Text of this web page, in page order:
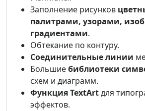
Заполнение рисунков
палитрами, узорами,
градиентами.
Обтекание по контуру.
Соединительные линии
Большиебиблиотеки
схем и диаграмм.
Функция TextArtдля
эффектов.